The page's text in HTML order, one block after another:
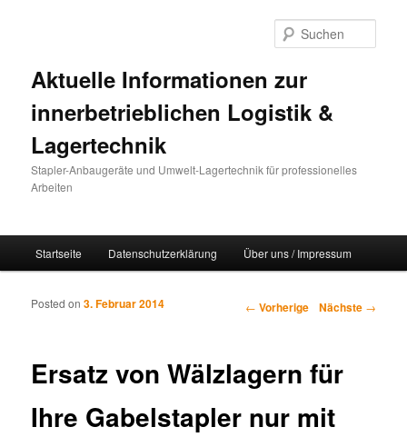
Aktuelle Informationen zur
innerbetrieblichen Logistik &
Lagertechnik
Stapler-Anbaugeräte und Umwelt-Lagertechnik für professionelles
Arbeiten
Zum Inhalt wechseln
Zum sekundären Inhalt wechseln
Startseite Datenschutzerklärung Über uns / Impressum
Artikelnavigation
← Vorherige Nächste →
Ersatz von Wälzlagern für
Ihre Gabelstapler nur mit
Posted on3. Februar 2014